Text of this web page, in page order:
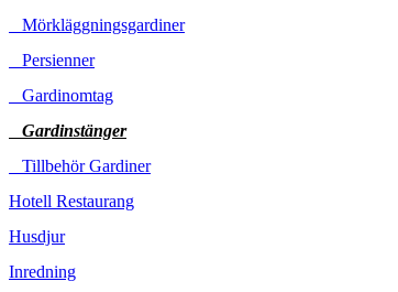
Mörkläggningsgardiner
Persienner
Gardinomtag
Gardinstänger
Tillbehör Gardiner
Hotell Restaurang
Husdjur
Inredning